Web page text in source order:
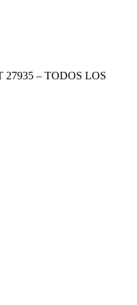
– TODOS LOS